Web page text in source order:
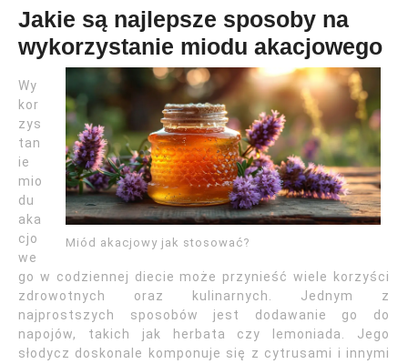
Jakie są najlepsze sposoby na
wykorzystanie miodu akacjowego
Miód akacjowy jak stosować?
Wy
kor
zys
tan
ie
mio
du
aka
cjo
we
go w codziennej diecie może przynieść wiele korzyści
zdrowotnych oraz kulinarnych. Jednym z
najprostszych sposobów jest dodawanie go do
napojów, takich jak herbata czy lemoniada. Jego
słodycz doskonale komponuje się z cytrusami i innymi